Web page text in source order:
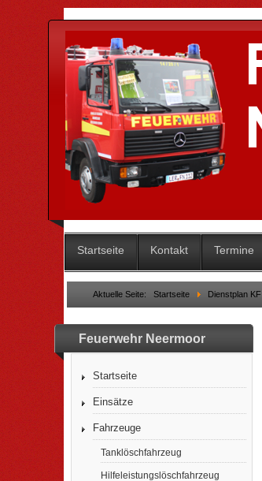
Startseite Kontakt Termine
Aktuelle Seite:Startseite Dienstplan KF
Feuerwehr Neermoor
Startseite
Einsätze
Fahrzeuge
Tanklöschfahrzeug
Hilfeleistungslöschfahrzeug